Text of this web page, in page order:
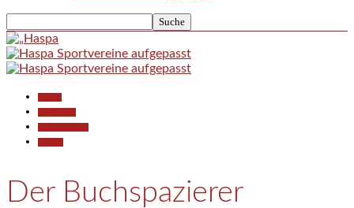
Der Buchspazierer